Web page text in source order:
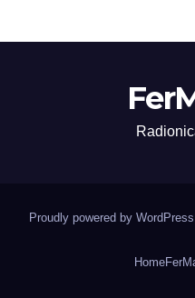
Proudly powered by WordPress
Home